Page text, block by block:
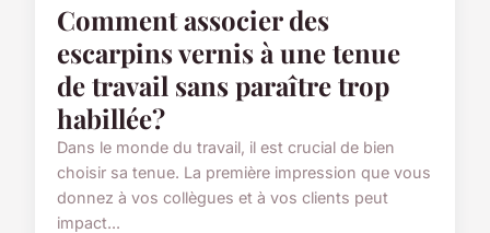
Comment associer des
escarpins vernis à une tenue
de travail sans paraître trop
habillée?
Dans le monde du travail, il est crucial de bien
choisir sa tenue. La première impression que vous
donnez à vos collègues et à vos clients peut
impact...